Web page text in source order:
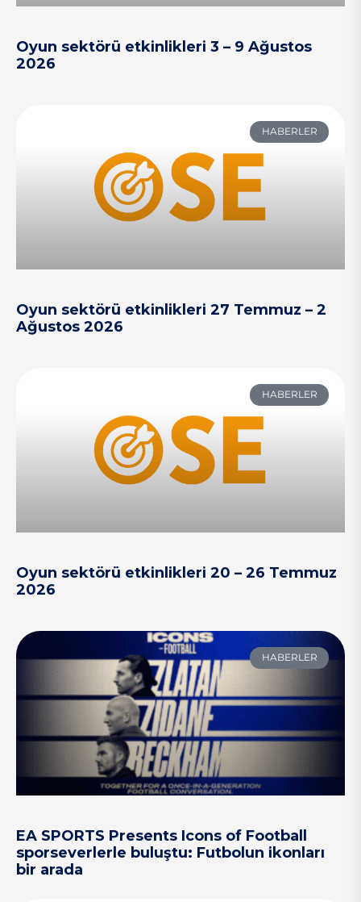
Oyun sektörü etkinlikleri 3 – 9 Ağustos
2026
HABERLER
Oyun sektörü etkinlikleri 27 Temmuz – 2
Ağustos 2026
HABERLER
Oyun sektörü etkinlikleri 20 – 26 Temmuz
2026
HABERLER
EA SPORTS Presents Icons of Football
sporseverlerle buluştu: Futbolun ikonları
bir arada